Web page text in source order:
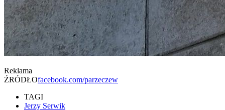
Reklama
ŹRÓDŁOfacebook.com/parzeczew
TAGI
Jerzy Serwik